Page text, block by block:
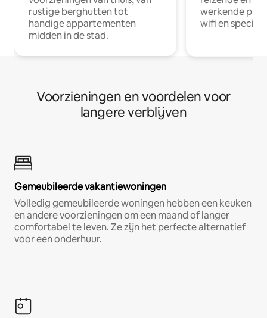
rustige berghutten tot
handige appartementen
midden in de stad.
werkende
wifi en
Voorzieningen en voordelen voor
langere verblijven
Gemeubileerde vakantiewoningen
Volledig gemeubileerde woningen hebben een keuken
en andere voorzieningen om een maand of langer
comfortabel te leven. Ze zijn het perfecte alternatief
voor een onderhuur.